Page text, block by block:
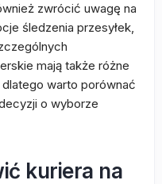
zwrócić uwagę na
śledzenia przesyłek,
mają także różne
warto porównać
o wyborze
kuriera na